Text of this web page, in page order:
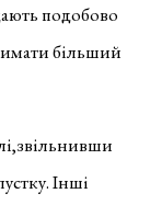
подобово
більший
Інші